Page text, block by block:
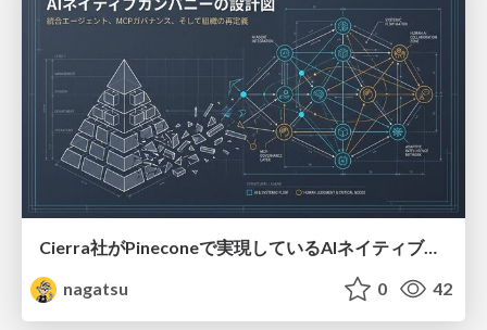
Cierra社がPineconeで実現しているAIネイティブカンパニーの設計図
nagatsu
0 42